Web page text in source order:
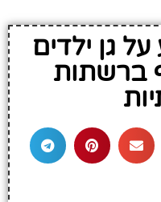
גן ילדים
ברשתות